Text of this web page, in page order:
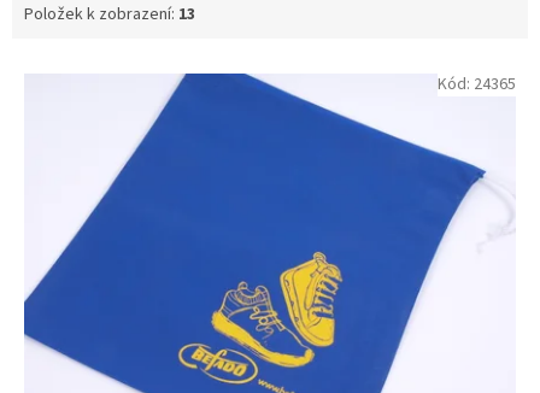
Položek k zobrazení: 13
Kód: 24365